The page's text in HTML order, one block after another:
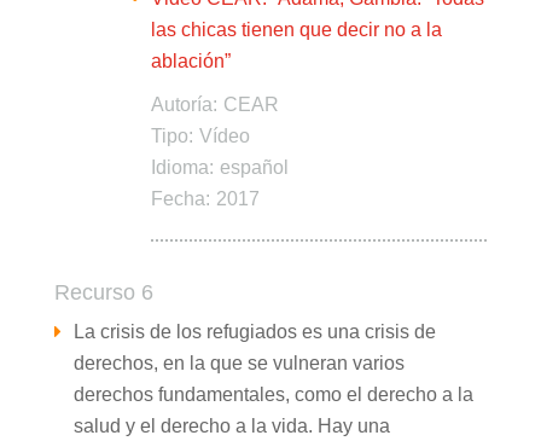
las chicas tienen que decir no a la
ablación”
Autoría: CEAR
Tipo: Vídeo
Idioma: español
Fecha: 2017
Recurso 6
La crisis de los refugiados es una crisis de
derechos, en la que se vulneran varios
derechos fundamentales, como el derecho a la
salud y el derecho a la vida. Hay una